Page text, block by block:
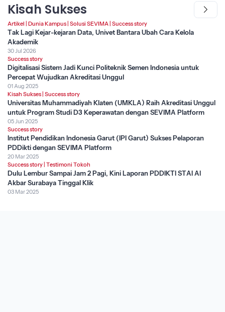
Kisah Sukses
Artikel | Dunia Kampus | Solusi SEVIMA | Success story
Tak Lagi Kejar-kejaran Data, Univet Bantara Ubah Cara Kelola
Akademik
30 Jul 2026
Success story
Digitalisasi Sistem Jadi Kunci Politeknik Semen Indonesia untuk
Percepat Wujudkan Akreditasi Unggul
01 Aug 2025
Kisah Sukses | Success story
Universitas Muhammadiyah Klaten (UMKLA) Raih Akreditasi Unggul
untuk Program Studi D3 Keperawatan dengan SEVIMA Platform
05 Jun 2025
Success story
Institut Pendidikan Indonesia Garut (IPI Garut) Sukses Pelaporan
PDDikti dengan SEVIMA Platform
20 Mar 2025
Success story | Testimoni Tokoh
Dulu Lembur Sampai Jam 2 Pagi, Kini Laporan PDDIKTI STAI Al
Akbar Surabaya Tinggal Klik
03 Mar 2025